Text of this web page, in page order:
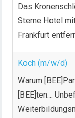
Das
Sterne Hotel
Frankfurt
Koch (m/w/d)
Warum
[BEE]ten…